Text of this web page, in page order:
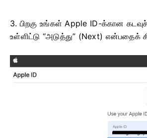
3. பிறகு உங்கள் Apple ID-க்கான
உள்ளிட்டு “அடுத்து” (Next) என்பதைக்